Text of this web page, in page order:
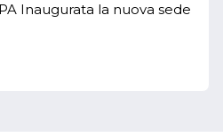
Inaugurata la nuova sede